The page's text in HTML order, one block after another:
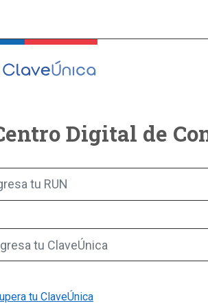
Digital de
tu RUN
tu ClaveÚnica
tu ClaveÚnica